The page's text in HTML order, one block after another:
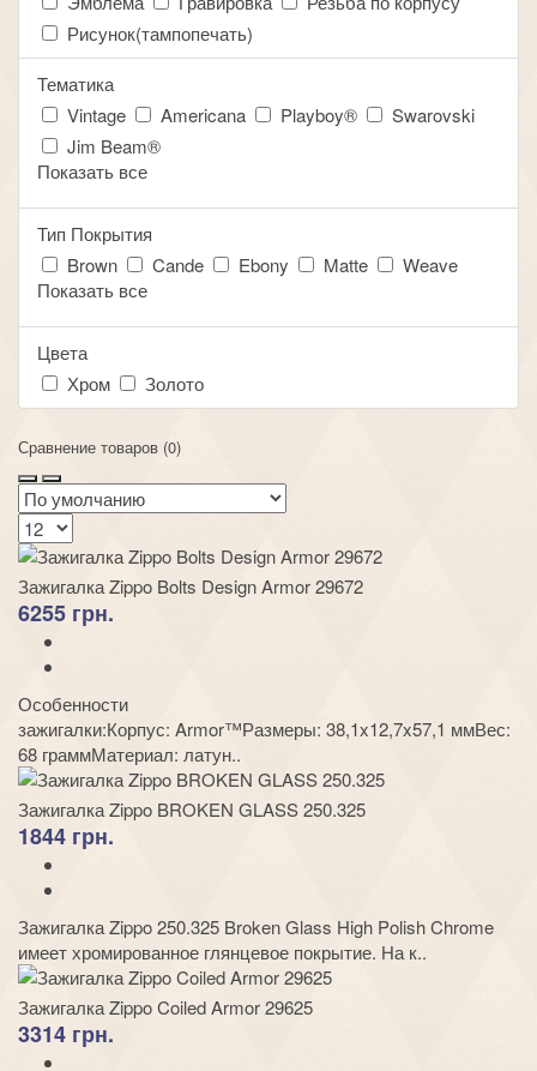
Рисунок(тампопечать)
Тематика
Vintage
Americana Playboy®
Swarovski
Jim Beam®
Показать все
Тип Покрытия
Brown
Cande Ebony Matte
Weave
Показать все
Цвета
Хром
Золото
Сравнение товаров (0)
Зажигалка Zippo Bolts Design Armor 29672
6255 грн.
Особенности
зажигалки:Корпус: Armor™Размеры: 38,1x12,7x57,1 ммВес:
68 граммМатериал: латун..
Зажигалка Zippo BROKEN GLASS 250.325
1844 грн.
Зажигалка Zippo 250.325 Broken Glass High Polish Chrome
имеет хромированное глянцевое покрытие. На к..
Зажигалка Zippo Coiled Armor 29625
3314 грн.